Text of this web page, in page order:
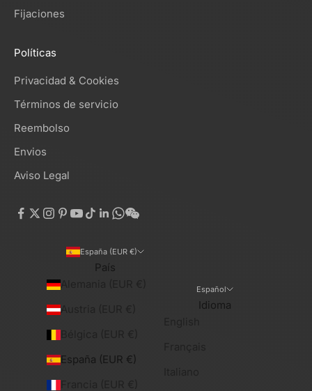
Fijaciones
Políticas
Privacidad & Cookies
Términos de servicio
Reembolso
Envios
Aviso Legal
España (EUR €)
País
España (EUR €)
Español
Idioma